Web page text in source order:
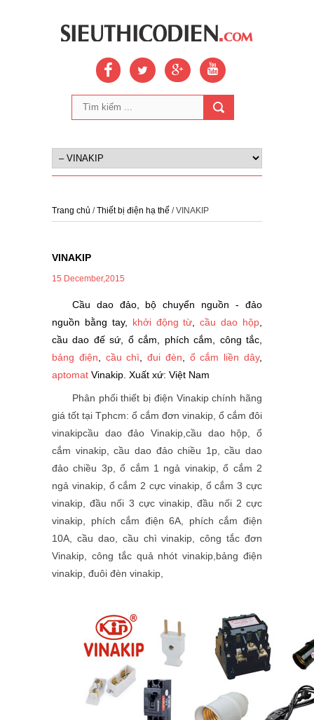
Trang chủ /Thiết bị điện hạ thế / VINAKIP
VINAKIP
15 December,2015
Cầu dao đảo, bộ chuyển nguồn - đảo
nguồn bằng tay, khởi động từ ,cầu dao hộp
cầu dao đế sứ, ổ cắm, phích cắm, công tắc,
bảng điện
cầu chì ,đui đèn ổ cắm liền dây,
aptomat Vinakip. Xuất xứ: Việt Nam
Phân phối thiết bị điện Vinakip chính hãng
giá tốt tại Tphcm: ổ cắm đơn vinakip, ổ cắm đôi
vinakipcầu dao đảo Vinakip,cầu dao hộp, ổ
cắm vinakip, cầu dao đảo chiều 1p, cầu dao
đảo chiều 3p, ổ cắm 1 ngả vinakip, ổ cắm 2
ngả vinakip, ổ cắm 2 cực vinakip, ổ cắm 3 cực
vinakip, đầu nối 3 cực vinakip, đầu nối 2 cực
vinakip, phích cắm điện 6A, phích cắm điện
10A, cầu dao, cầu chì vinakip, công tắc đơn
Vinakip, công tắc quả nhót vinakip,bảng điện
vinakip, đuôi đèn vinakip,